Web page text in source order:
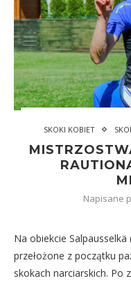
SKOKI KOBIET
Napisane
Na obiekcie
przełożone z początku
skokach narciarskich. Po